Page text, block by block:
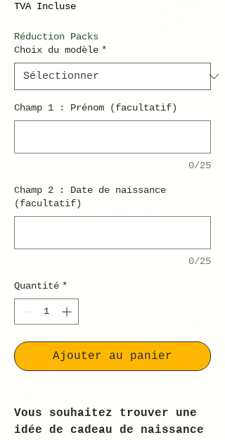
TVA Incluse
Réduction Packs
Choix du modèle *
Champ 1 : Prénom (facultatif)
0/25
Champ 2 : Date de naissance
(facultatif)
0/25
Quantité *
Ajouter au panier
Vous souhaitez trouver une
idée de cadeau de naissance